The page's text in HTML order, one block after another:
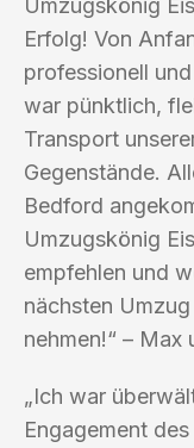
Umzugskönig
Erfolg! Von
professionell
war pünktlich,
Transport
Gegenstände.
Bedford
Umzugskönig
empfehlen und
nächsten
nehmen!“ – Max
„Ich war
Engagement